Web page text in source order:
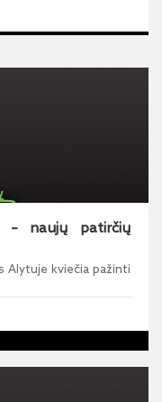
– naujų patirčių
Alytuje kviečia pažinti